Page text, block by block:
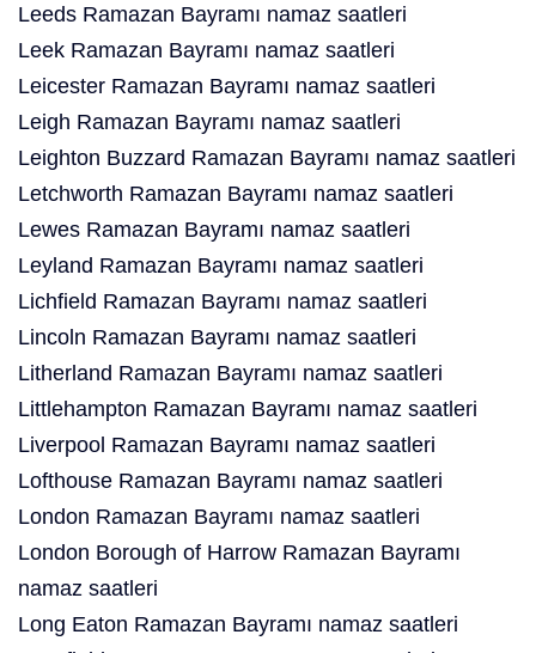
Leeds Ramazan Bayramı namaz saatleri
Leek Ramazan Bayramı namaz saatleri
Leicester Ramazan Bayramı namaz saatleri
Leigh Ramazan Bayramı namaz saatleri
Leighton Buzzard Ramazan Bayramı namaz saatleri
Letchworth Ramazan Bayramı namaz saatleri
Lewes Ramazan Bayramı namaz saatleri
Leyland Ramazan Bayramı namaz saatleri
Lichfield Ramazan Bayramı namaz saatleri
Lincoln Ramazan Bayramı namaz saatleri
Litherland Ramazan Bayramı namaz saatleri
Littlehampton Ramazan Bayramı namaz saatleri
Liverpool Ramazan Bayramı namaz saatleri
Lofthouse Ramazan Bayramı namaz saatleri
London Ramazan Bayramı namaz saatleri
London Borough of Harrow Ramazan Bayramı
namaz saatleri
Long Eaton Ramazan Bayramı namaz saatleri